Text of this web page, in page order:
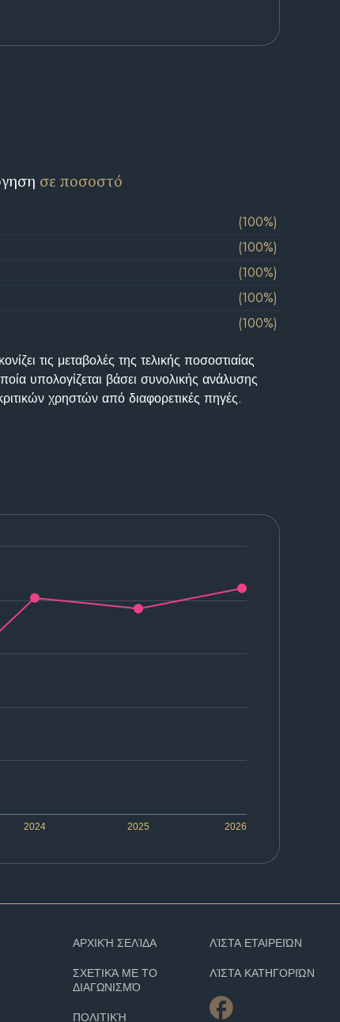
σε ποσοστό
(100%)
(100%)
(100%)
(100%)
(100%)
τις μεταβολές της τελικής ποσοστιαίας
υπολογίζεται βάσει συνολικής ανάλυσης
χρηστών από διαφορετικές πηγές.
2024 2025 2026
ΑΡΧΙΚΉ ΣΕΛΊΔΑ
ΣΧΕΤΙΚΆ ΜΕ ΤΟ
ΔΙΑΓΩΝΙΣΜΌ
ΠΟΛΙΤΙΚΉ
ΛΊΣΤΑ ΕΤΑΙΡΕΙΏΝ
ΛΊΣΤΑ ΚΑΤΗΓΟΡΙΏΝ